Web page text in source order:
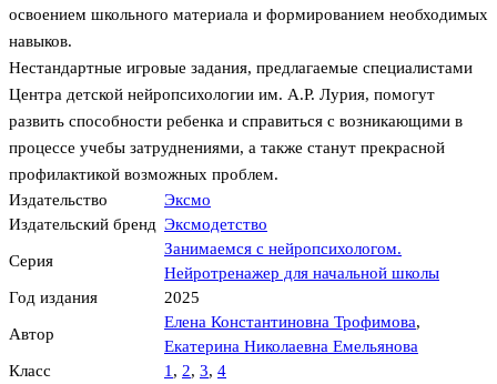
освоением школьного материала и формированием необходимых
навыков.
Нестандартные игровые задания, предлагаемые специалистами
Центра детской нейропсихологии им. А.Р. Лурия, помогут
развить способности ребенка и справиться с возникающими в
процессе учебы затруднениями, а также станут прекрасной
профилактикой возможных проблем.
Издательство
Эксмо
Издательский бренд Эксмодетство
Серия
Занимаемся с нейропсихологом.
Нейротренажер для начальной школы
Год издания
2025
Автор
Елена Константиновна Трофимова,
Екатерина Николаевна Емельянова
Класс
1, 2, 3, 4